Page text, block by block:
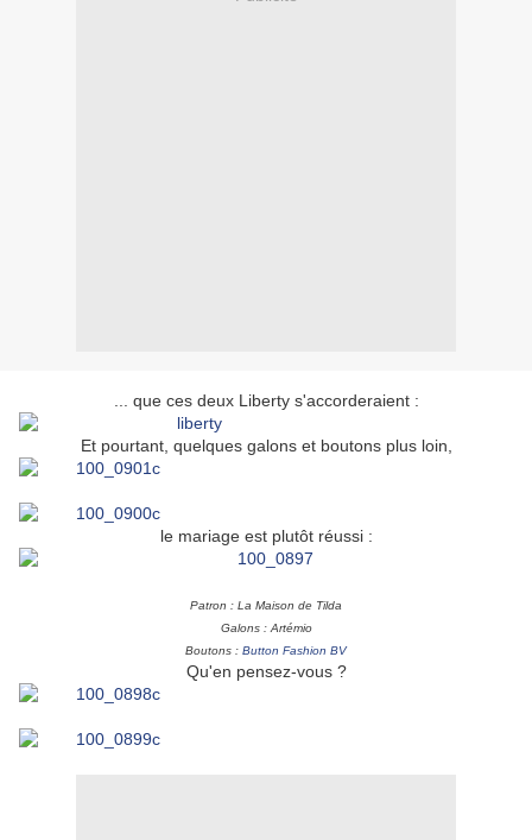
... que ces deux Liberty s'accorderaient :
Et pourtant, quelques galons et boutons plus loin,
le mariage est plutôt réussi :
Patron : La Maison de Tilda
Galons : Artémio
Boutons : Button Fashion BV
Qu'en pensez-vous ?